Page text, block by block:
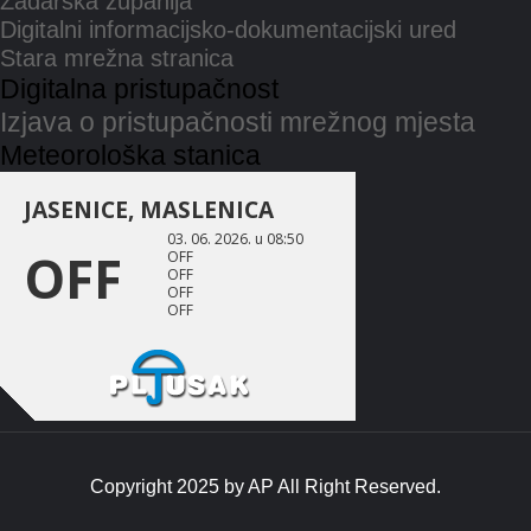
Digitalni informacijsko-dokumentacijski ured
Stara mrežna stranica
Digitalna pristupačnost
Izjava o pristupačnosti mrežnog mjesta
Meteorološka stanica
Copyright 2025 byAP All Right Reserved.